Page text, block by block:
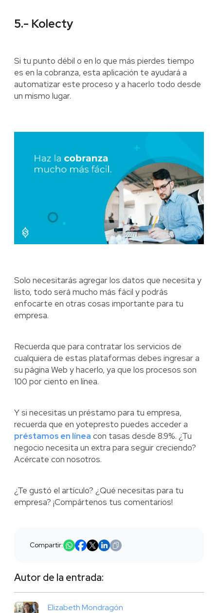
5.- Kolecty
Si tu punto débil o en lo que más pierdes tiempo
es en la cobranza, esta aplicación te ayudará a
automatizar este proceso y a hacerlo todo desde
un mismo lugar.
Solo necesitarás agregar los datos que necesita y
listo, todo será mucho más fácil y podrás
enfocarte en otras cosas importante para tu
empresa.
Recuerda que para contratar los servicios de
cualquiera de estas plataformas debes ingresar a
su página Web y hacerlo, ya que los procesos son
100 por ciento en línea.
Y si necesitas un préstamo para tu empresa,
recuerda que en yotepresto puedes acceder a
préstamos en línea con tasas desde 8.9%. ¿Tu
negocio necesita un extra para seguir creciendo?
Acércate con nosotros.
¿Te gustó el artículo? ¿Qué necesitas para tu
empresa? ¡Compártenos tus comentarios!
Compartir:
Autor de la entrada:
Elizabeth Mondragón